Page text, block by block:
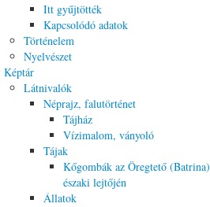
Itt gyűjtötték
Kapcsolódó adatok
Történelem
Nyelvészet
Képtár
Látnivalók
Néprajz, falutörténet
Tájház
Vízimalom, ványoló
Tájak
Kőgombák az Öregtető (Batrina)
északi lejtőjén
Állatok